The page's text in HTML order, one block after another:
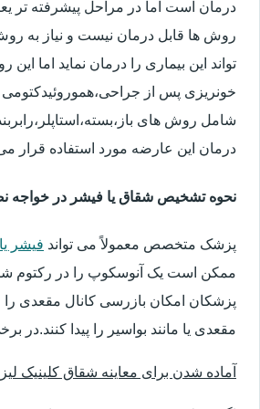
درمان است اما در مراحل پیشرفته تر
روش ها قابل درمان نیست و نیاز به
تواند این بیماری را درمان نماید اما
خونریزی پس از
شامل روش های
درمان این عارضه مورد استفاده قرار
نحوه تشخیص شقاق یا فیشر در خواجه
پزشک متخصص معمولاً می تواند فیشر
ممکن است یک آنوسکوپ را در رکتوم
پزشکان امکان بازرسی کانال مقعدی
مقعدی یا مانند بواسیر را پیدا کنند.در
آماده شدن برای معاینه شقاق کلینیک